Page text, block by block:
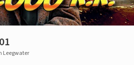
Leegwater